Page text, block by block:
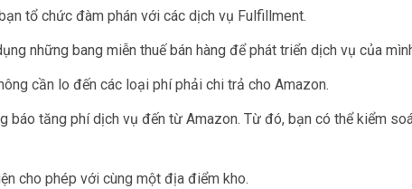
tổ chức đàm phán với các dịch vụ Fulfillment.
những bang miễn thuế bán hàng để phát triển dịch vụ của
cần lo đến các loại phí phải chi trả cho Amazon.
báo tăng phí dịch vụ đến từ Amazon. Từ đó, bạn có thể kiểm
cho phép với cùng một địa điểm kho.